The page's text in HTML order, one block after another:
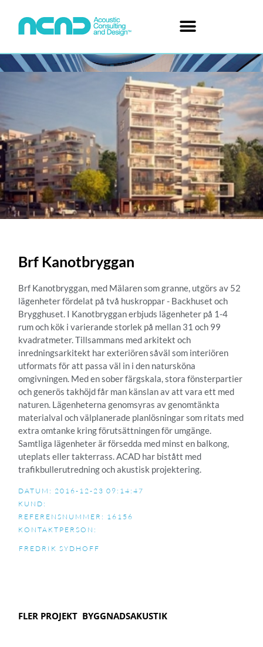
Brf Kanotbryggan
Brf Kanotbryggan, med Mälaren som granne, utgörs av 52
lägenheter fördelat på två huskroppar - Backhuset och
Brygghuset. I Kanotbryggan erbjuds lägenheter på 1-4
rum och kök i varierande storlek på mellan 31 och 99
kvadratmeter. Tillsammans med arkitekt och
inredningsarkitekt har exteriören såväl som interiören
utformats för att passa väl in i den natursköna
omgivningen. Med en sober färgskala, stora fönsterpartier
och generös takhöjd får man känslan av att vara ett med
naturen. Lägenheterna genomsyras av genomtänkta
materialval och välplanerade planlösningar som ritats med
extra omtanke kring förutsättningen för umgänge.
Samtliga lägenheter är försedda med minst en balkong,
uteplats eller takterrass. ACAD har bistått med
trafikbullerutredning och akustisk projektering.
DATUM: 2016-12-23 09:14:47
KUND:
REFERENSNUMMER: 16156
KONTAKTPERSON:
FREDRIK SYDHOFF
FLER PROJEKT BYGGNADSAKUSTIK